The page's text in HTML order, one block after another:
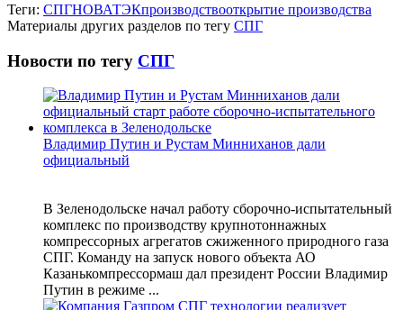
Теги: СПГНОВАТЭКпроизводствооткрытие производства
Материалы других разделов по тегу СПГ
Новости по тегу СПГ
Владимир Путин и Рустам Минниханов дали
официальный
В Зеленодольске начал работу сборочно-испытательный
комплекс по производству крупнотоннажных
компрессорных агрегатов сжиженного природного газа
СПГ. Команду на запуск нового объекта АО
Казанькомпрессормаш дал президент России Владимир
Путин в режиме ...